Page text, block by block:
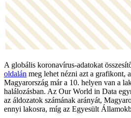
A globális koronavírus-adatokat
oldalán meg lehet nézni azt a grafikont,
Magyarország már a 10. helyen van a
halálozásban. Az Our World in Data
az áldozatok számának arányát,
ennyi lakosra, míg az Egyesült